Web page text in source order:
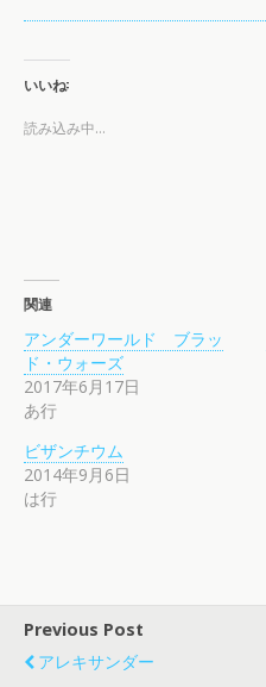
いいね:
読み込み中…
関連
アンダーワールド ブラッ
ド・ウォーズ
2017年6月17日
あ行
ビザンチウム
2014年9月6日
は行
Previous Post
アレキサンダー